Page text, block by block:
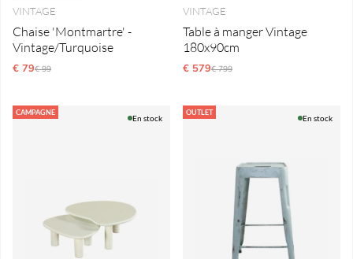
VINTAGE
Chaise 'Montmartre' -
Vintage/Turquoise
€ 79Prix régulier:
€ 99
VINTAGE
Table à manger Vintage
180x90cm
€ 579Prix régulier:
€ 799
CAMPAGNE
En stock
OUTLET
En stock